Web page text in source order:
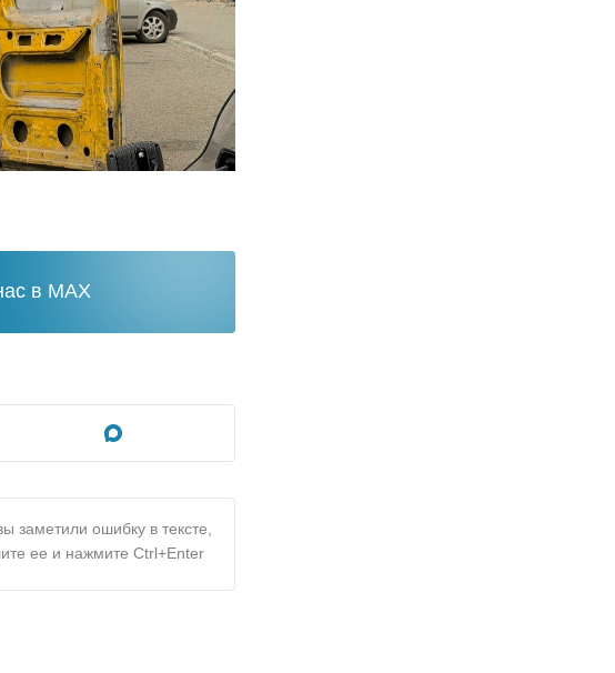
в MAX
заметили ошибку в тексте,
ее и нажмите Ctrl+Enter